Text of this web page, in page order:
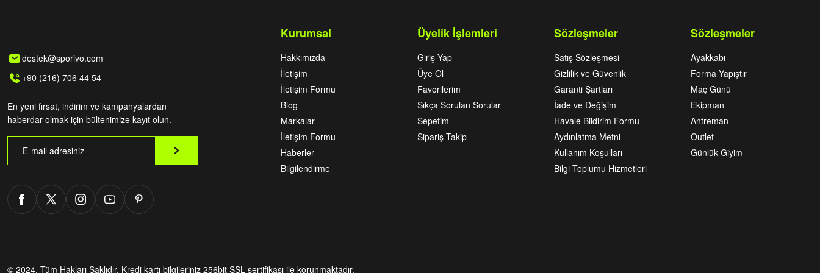
destek@sporivo.com
+90 (216) 706 44 54
En yeni fırsat, indirim ve kampanyalardan
haberdar olmak için bültenimize kayıt olun.
Kurumsal
Hakkımızda
İletişim
İletişim Formu
Blog
Markalar
İletişim Formu
Haberler
Bilgilendirme
Üyelik İşlemleri
Giriş Yap
Üye Ol
Favorilerim
Sıkça Sorulan Sorular
Sepetim
Sipariş Takip
Sözleşmeler
Satış Sözleşmesi
Gizlilik ve Güvenlik
Garanti Şartları
İade ve Değişim
Havale Bildirim Formu
Aydınlatma Metni
Kullanım Koşulları
Bilgi Toplumu Hizmetleri
Sözleşmeler
Ayakkabı
Forma Yapıştır
Maç Günü
Ekipman
Antreman
Outlet
Günlük Giyim
© 2024. Tüm Hakları Saklıdır. Kredi kartı bilgileriniz 256bit SSL sertifikası ile korunmaktadır.